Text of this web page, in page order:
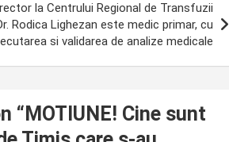
la Centrului Regional de Transfuzii
Rodica Lighezan este medic primar, cu
si validarea de analize medicale
“ MOTIUNE! Cine sunt